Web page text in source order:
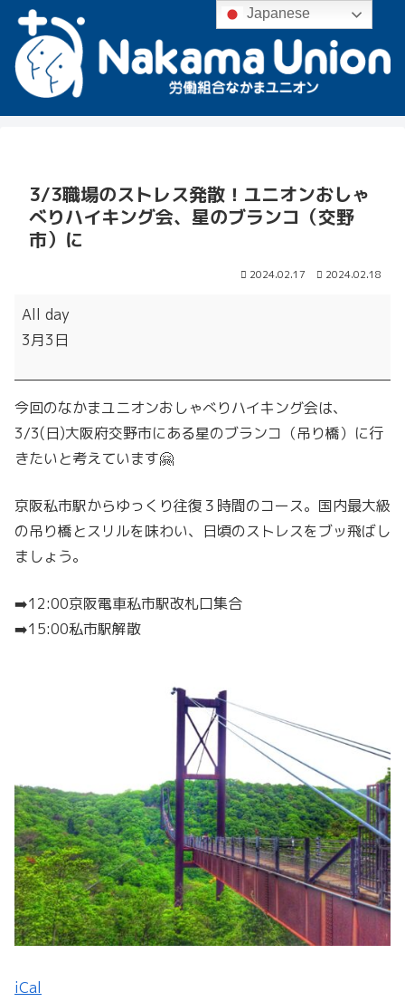
3/3職場のストレス発散！ユニオンおしゃ
べりハイキング会、星のブランコ（交野
市）に
2024.02.17 2024.02.18
3/3
職
の
ス
ト
レ
発
散！
ユ
オ
ン
ハ
イ
キ
ン
グ
会、
星
ブ
All day
3月3日
今回のなかまユニオンおしゃべりハイキング会は、
3/3(日)大阪府交野市にある星のブランコ（吊り橋）に行
きたいと考えています🤗
京阪私市駅からゆっくり往復３時間のコース。国内最大級
の吊り橋とスリルを味わい、日頃のストレスをブッ飛ばし
ましょう。
➡️12:00京阪電車私市駅改札口集合
➡️15:00私市駅解散
iCal
Japanese